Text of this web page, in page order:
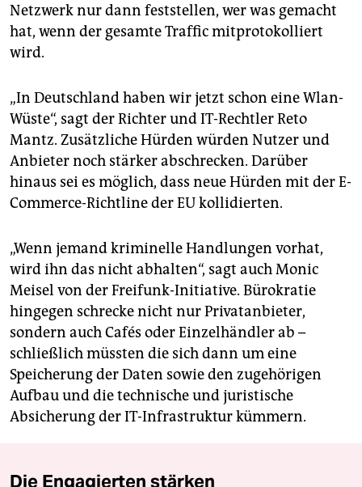
Netzwerk nur dann feststellen, wer was gemacht
hat, wenn der gesamte Traffic mitprotokolliert
wird.
„In Deutschland haben wir jetzt schon eine Wlan-
Wüste“, sagt der Richter und IT-Rechtler Reto
Mantz. Zusätzliche Hürden würden Nutzer und
Anbieter noch stärker abschrecken. Darüber
hinaus sei es möglich, dass neue Hürden mit der E-
Commerce-Richtline der EU kollidierten.
„Wenn jemand kriminelle Handlungen vorhat,
wird ihn das nicht abhalten“, sagt auch Monic
Meisel von der Freifunk-Initiative. Bürokratie
hingegen schrecke nicht nur Privatanbieter,
sondern auch Cafés oder Einzelhändler ab –
schließlich müssten die sich dann um eine
Speicherung der Daten sowie den zugehörigen
Aufbau und die technische und juristische
Absicherung der IT-Infrastruktur kümmern.
Die Engagierten stärken